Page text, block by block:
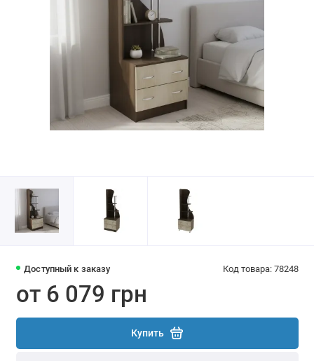
Доступный к заказу Код товара: 78248
от 6 079 грн
Купить